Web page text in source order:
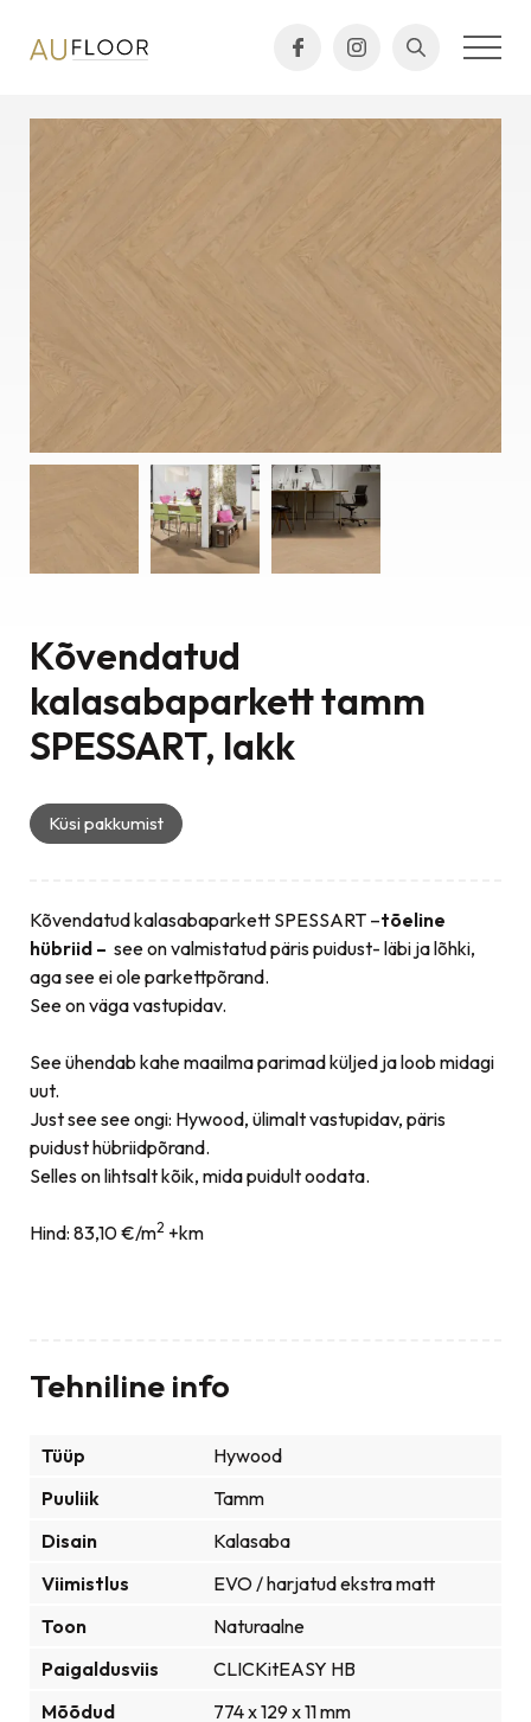
Kõvendatud
kalasabaparkett tamm
SPESSART, lakk
Küsi pakkumist
Kõvendatud kalasabaparkett SPESSART –tõeline
hübriid – see on valmistatud päris puidust- läbi ja lõhki,
aga see ei ole parkettpõrand.
See on väga vastupidav.
See ühendab kahe maailma parimad küljed ja loob midagi
uut.
Just see see ongi: Hywood, ülimalt vastupidav, päris
puidust hübriidpõrand.
Selles on lihtsalt kõik, mida puidult oodata.
Hind: 83,10 €/m2 +km
Tehniline info
Tüüp
Hywood
Puuliik
Tamm
Disain
Kalasaba
Viimistlus
EVO / harjatud ekstra matt
Toon
Naturaalne
Paigaldusviis
CLICKitEASY HB
Mõõdud
774 x 129 x 11 mm